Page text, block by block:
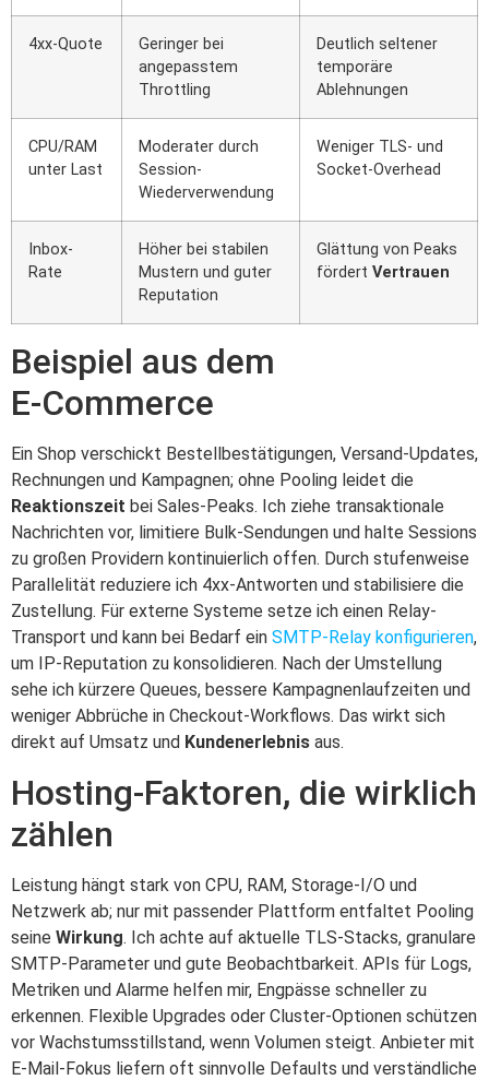
4xx-Quote
Geringer bei
angepasstem
Throttling
Deutlich seltener
temporäre
Ablehnungen
CPU/RAM
unter Last
Moderater durch
Session-
Wiederverwendung
Weniger TLS- und
Socket-Overhead
Inbox-
Rate
Höher bei stabilen
Mustern und guter
Reputation
Glättung von Peaks
fördert Vertrauen
Beispiel aus dem
E‑Commerce
Ein Shop verschickt Bestellbestätigungen, Versand-Updates,
Rechnungen und Kampagnen; ohne Pooling leidet die
Reaktionszeit bei Sales-Peaks. Ich ziehe transaktionale
Nachrichten vor, limitiere Bulk-Sendungen und halte Sessions
zu großen Providern kontinuierlich offen. Durch stufenweise
Parallelität reduziere ich 4xx-Antworten und stabilisiere die
Zustellung. Für externe Systeme setze ich einen Relay-
Transport und kann bei Bedarf ein SMTP-Relay konfigurieren,
um IP-Reputation zu konsolidieren. Nach der Umstellung
sehe ich kürzere Queues, bessere Kampagnenlaufzeiten und
weniger Abbrüche in Checkout-Workflows. Das wirkt sich
direkt auf Umsatz und Kundenerlebnis aus.
Hosting-Faktoren, die wirklich
zählen
Leistung hängt stark von CPU, RAM, Storage-I/O und
Netzwerk ab; nur mit passender Plattform entfaltet Pooling
seine Wirkung. Ich achte auf aktuelle TLS-Stacks, granulare
SMTP-Parameter und gute Beobachtbarkeit. APIs für Logs,
Metriken und Alarme helfen mir, Engpässe schneller zu
erkennen. Flexible Upgrades oder Cluster-Optionen schützen
vor Wachstumsstillstand, wenn Volumen steigt. Anbieter mit
E-Mail-Fokus liefern oft sinnvolle Defaults und verständliche